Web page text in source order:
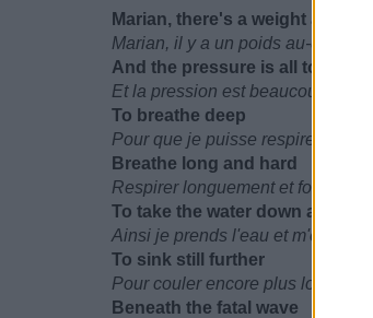
Marian, there's a weight above
Marian, il y a un poids au-dessus
And the pressure is all too
Et la pression est beaucoup trop
To breathe deep
Pour que je puisse respirer
Breathe long and hard
Respirer longuement et fort
To take the water down and go
Ainsi je prends l'eau et m'endors
To sink still further
Pour couler encore plus loin
Beneath the fatal wave